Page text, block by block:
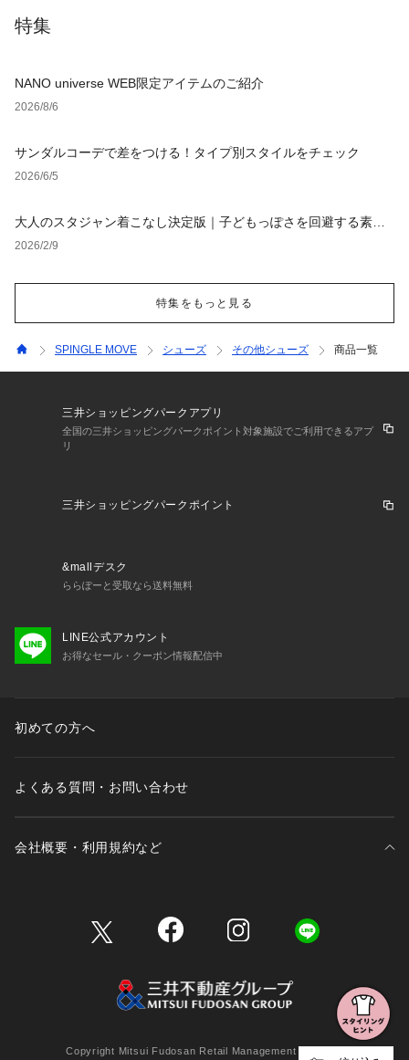
特集
NANO universe WEB限定アイテムのご紹介
2026/8/6
サンダルコーデで差をつける！タイプ別スタイルをチェック
2026/6/5
大人のスタジャン着こなし決定版｜子どもっぽさを回避する素材
選びと定番コーデ【レディース・メンズ】
2026/2/9
特集をもっと見る
SPINGLE MOVE シューズ その他シューズ 商品一覧
三井ショッピングパークアプリ
全国の三井ショッピングパークポイント対象施設でご利用できるアプ
リ
三井ショッピングパークポイント
&mallデスク
ららぽーと受取なら送料無料
LINE公式アカウント
お得なセール・クーポン情報配信中
初めての方へ
よくある質問・お問い合わせ
会社概要・利用規約など
Copyright Mitsui Fudosan Retail Management Co., Ltd.